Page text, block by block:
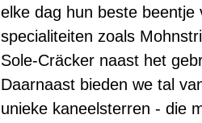
elke dag hun beste
specialiteiten zoals
Sole-Cräcker naast het
Daarnaast bieden we tal
unieke kaneelsterren - die